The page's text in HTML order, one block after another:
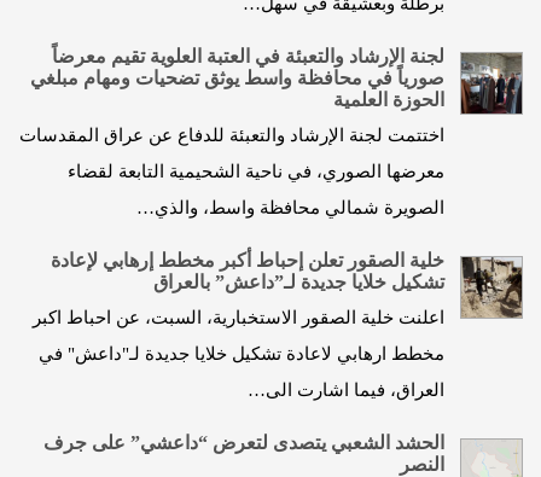
لجنة الإرشاد والتعبئة في العتبة العلوية تقيم معرضاً
صورياً في محافظة واسط يوثق تضحيات ومهام مبلغي
الحوزة العلمية
اختتمت لجنة الإرشاد والتعبئة للدفاع عن عراق المقدسات
معرضها الصوري، في ناحية الشحيمية التابعة لقضاء
الصويرة شمالي محافظة واسط، والذي…
خلية الصقور تعلن إحباط أﻛﺒﺮ ﻣﺨﻄﻂ إرﻫﺎﺑﻲ لإعادة
تشكيل خلايا جديدة لـ”داعش” بالعراق
اعلنت خلية الصقور الاستخبارية، السبت، عن احباط اﻛﺒﺮ
ﻣﺨﻄﻂ ارﻫﺎﺑﻲ لاعادة تشكيل خلايا جديدة لـ"داعش" في
العراق، فيما اشارت الى…
الحشد الشعبي يتصدى لتعرض “داعشي” على جرف
النصر